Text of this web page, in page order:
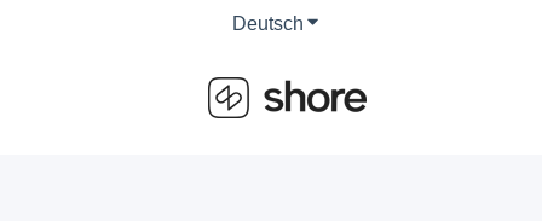
Deutsch Untermenü für